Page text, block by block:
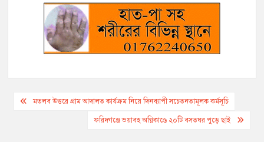
Postমতলব উত্তরে গ্রাম আদালত কার্যক্রম নিয়ে দিনব্যাপী সচেতনতামূলক কর্মসূচি
ফরিদগঞ্জে ভয়াবহ অগ্নিকাণ্ডে ২০টি বসতঘর পুড়ে ছাই